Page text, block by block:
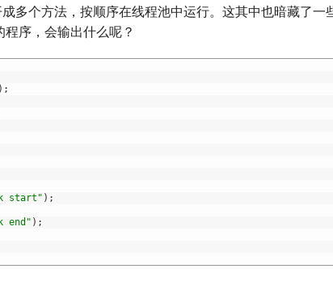
多个方法，按顺序在线程池中运行。这其中也暗藏了一
序，会输出什么呢？
) ;
start" ) ;
end" ) ;